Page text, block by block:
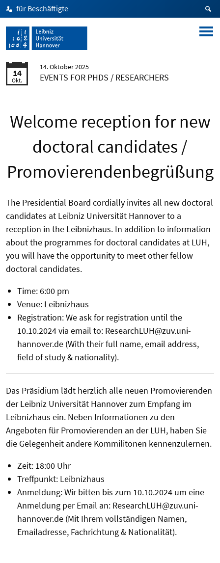
für Beschäftigte
14
Okt.
14. Oktober 2025
EVENTS FOR PHDS / RESEARCHERS
Welcome reception for new
doctoral candidates /
Promovierendenbegrüßung
The Presidential Board cordially invites all new doctoral
candidates at Leibniz Universität Hannover to a
reception in the Leibnizhaus. In addition to information
about the programmes for doctoral candidates at LUH,
you will have the opportunity to meet other fellow
doctoral candidates.
Time: 6:00 pm
Venue: Leibnizhaus
Registration: We ask for registration until the
10.10.2024 via email to: ResearchLUH@zuv.uni-
hannover.de (With their full name, email address,
field of study & nationality).
Das Präsidium lädt herzlich alle neuen Promovierenden
der Leibniz Universität Hannover zum Empfang im
Leibnizhaus ein. Neben Informationen zu den
Angeboten für Promovierenden an der LUH, haben Sie
die Gelegenheit andere Kommilitonen kennenzulernen.
Zeit: 18:00 Uhr
Treffpunkt: Leibnizhaus
Anmeldung: Wir bitten bis zum 10.10.2024 um eine
Anmeldung per Email an: ResearchLUH@zuv.uni-
hannover.de (Mit Ihrem vollständigen Namen,
Emailadresse, Fachrichtung & Nationalität).